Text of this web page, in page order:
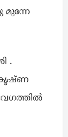
മുന്നേ
.
കൃഷ്ണ